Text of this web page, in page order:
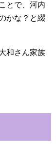
とで、河内
かな？と綴
和さん家族